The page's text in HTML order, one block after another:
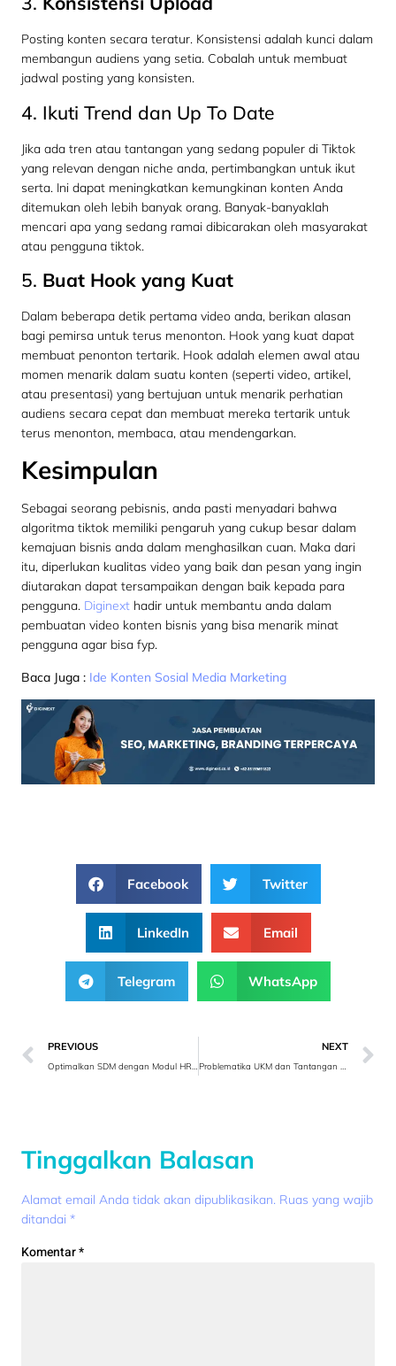
Posting konten secara teratur. Konsistensi adalah kunci dalam
membangun audiens yang setia. Cobalah untuk membuat
jadwal posting yang konsisten.
4. Ikuti Trend dan Up To Date
Jika ada tren atau tantangan yang sedang populer di Tiktok
yang relevan dengan niche anda, pertimbangkan untuk ikut
serta. Ini dapat meningkatkan kemungkinan konten Anda
ditemukan oleh lebih banyak orang. Banyak-banyaklah
mencari apa yang sedang ramai dibicarakan oleh masyarakat
atau pengguna tiktok.
5. Buat Hook yang Kuat
Dalam beberapa detik pertama video anda, berikan alasan
bagi pemirsa untuk terus menonton. Hook yang kuat dapat
membuat penonton tertarik. Hook adalah elemen awal atau
momen menarik dalam suatu konten (seperti video, artikel,
atau presentasi) yang bertujuan untuk menarik perhatian
audiens secara cepat dan membuat mereka tertarik untuk
terus menonton, membaca, atau mendengarkan.
Kesimpulan
Sebagai seorang pebisnis, anda pasti menyadari bahwa
algoritma tiktok memiliki pengaruh yang cukup besar dalam
kemajuan bisnis anda dalam menghasilkan cuan. Maka dari
itu, diperlukan kualitas video yang baik dan pesan yang ingin
diutarakan dapat tersampaikan dengan baik kepada para
pengguna. Diginext hadir untuk membantu anda dalam
pembuatan video konten bisnis yang bisa menarik minat
pengguna agar bisa fyp.
Baca Juga : Ide Konten Sosial Media Marketing
Facebook Twitter
LinkedIn Email
Telegram WhatsApp
PREVIOUS
Optimalkan SDM dengan Modul HRM
NEXT
Problematika UKM dan Tantangan Terbesar
Tinggalkan Balasan
Alamat email Anda tidak akan dipublikasikan. Ruas yang wajib
ditandai *
Komentar*